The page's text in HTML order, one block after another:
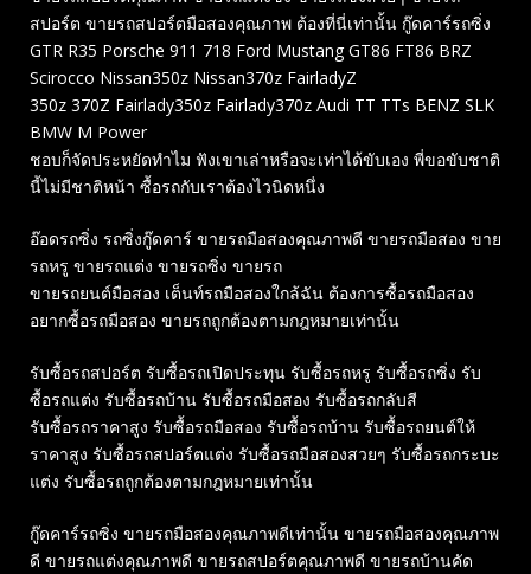
สปอร์ต ขายรถสปอร์ตมือสองคุณภาพ ต้องที่นี่เท่านั้น กู๊ดคาร์รถซิ่ง
GTR R35 Porsche 911 718 Ford Mustang GT86 FT86 BRZ
Scirocco Nissan350z Nissan370z FairladyZ
350z 370Z Fairlady350z Fairlady370z Audi TT TTs BENZ SLK
BMW M Power
ชอบก็จัดประหยัดทำไม ฟังเขาเล่าหรือจะเท่าได้ขับเอง พี่ขอขับชาติ
นี้ไม่มีชาติหน้า ซื้อรถกับเราต้องไวนิดหนึ่ง
อ๊อดรถซิ่ง รถซิ่งกู๊ดคาร์ ขายรถมือสองคุณภาพดี ขายรถมือสอง ขาย
รถหรู ขายรถแต่ง ขายรถซิ่ง ขายรถ
ขายรถยนต์มือสอง เต็นท์รถมือสองใกล้ฉัน ต้องการซื้อรถมือสอง
อยากซื้อรถมือสอง ขายรถถูกต้องตามกฎหมายเท่านั้น
รับซื้อรถสปอร์ต รับซื้อรถเปิดประทุน รับซื้อรถหรู รับซื้อรถซิ่ง รับ
ซื้อรถแต่ง รับซื้อรถบ้าน รับซื้อรถมือสอง รับซื้อรถกลับสี
รับซื้อรถราคาสูง รับซื้อรถมือสอง รับซื้อรถบ้าน รับซื้อรถยนต์ให้
ราคาสูง รับซื้อรถสปอร์ตแต่ง รับซื้อรถมือสองสวยๆ รับซื้อรถกระบะ
แต่ง รับซื้อรถถูกต้องตามกฎหมายเท่านั้น
กู๊ดคาร์รถซิ่ง ขายรถมือสองคุณภาพดีเท่านั้น ขายรถมือสองคุณภาพ
ดี ขายรถแต่งคุณภาพดี ขายรถสปอร์ตคุณภาพดี ขายรถบ้านคัด